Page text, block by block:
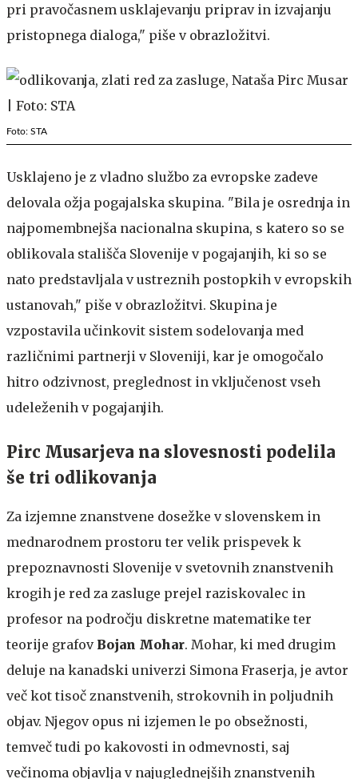
pri pravočasnem usklajevanju priprav in izvajanju
pristopnega dialoga," piše v obrazložitvi.
Foto: STA
Usklajeno je z vladno službo za evropske zadeve
delovala ožja pogajalska skupina. "Bila je osrednja in
najpomembnejša nacionalna skupina, s katero so se
oblikovala stališča Slovenije v pogajanjih, ki so se
nato predstavljala v ustreznih postopkih v evropskih
ustanovah," piše v obrazložitvi. Skupina je
vzpostavila učinkovit sistem sodelovanja med
različnimi partnerji v Sloveniji, kar je omogočalo
hitro odzivnost, preglednost in vključenost vseh
udeleženih v pogajanjih.
Pirc Musarjeva na slovesnosti podelila
še tri odlikovanja
Za izjemne znanstvene dosežke v slovenskem in
mednarodnem prostoru ter velik prispevek k
prepoznavnosti Slovenije v svetovnih znanstvenih
krogih je red za zasluge prejel raziskovalec in
profesor na področju diskretne matematike ter
teorije grafov Bojan Mohar. Mohar, ki med drugim
deluje na kanadski univerzi Simona Fraserja, je avtor
več kot tisoč znanstvenih, strokovnih in poljudnih
objav. Njegov opus ni izjemen le po obsežnosti,
temveč tudi po kakovosti in odmevnosti, saj
večinoma objavlja v najuglednejših znanstvenih